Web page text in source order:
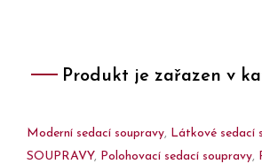
Produkt je zařazen v
Moderní sedací soupravy, Látkové sedací
SOUPRAVY, Polohovací sedací soupravy,